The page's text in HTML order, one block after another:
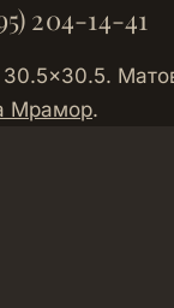
204-14-41
Мрамор.